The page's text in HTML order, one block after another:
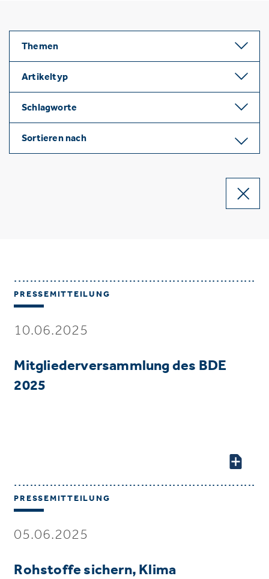
Themen
Artikeltyp
Schlagworte
Sortieren nach
PRESSEMITTEILUNG
10.06.2025
Mitgliederversammlung des BDE
2025
PRESSEMITTEILUNG
05.06.2025
Rohstoffe sichern, Klima